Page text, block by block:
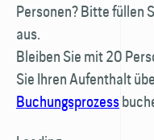
Personen? Bitte füllen
aus.
Bleiben Sie mit 20
Sie Ihren Aufenthalt
Buchungsprozess